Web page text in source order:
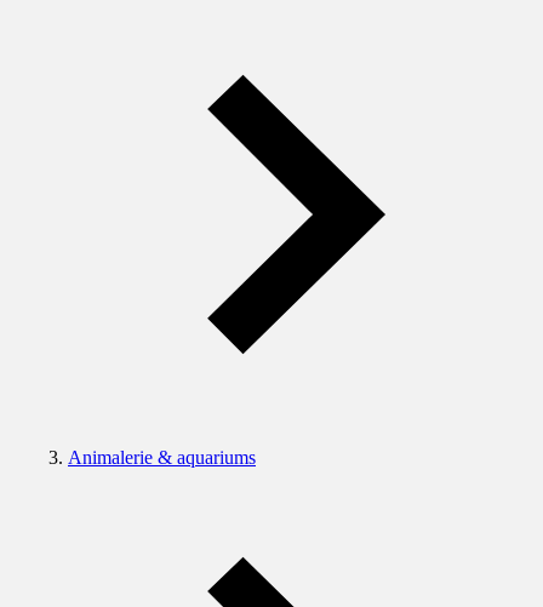
Animalerie & aquariums